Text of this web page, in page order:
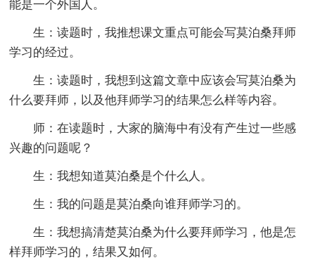
能是一个外国人。
生：读题时，我推想课文重点可能会写莫泊桑拜师
学习的经过。
生：读题时，我想到这篇文章中应该会写莫泊桑为
什么要拜师，以及他拜师学习的结果怎么样等内容。
师：在读题时，大家的脑海中有没有产生过一些感
兴趣的问题呢？
生：我想知道莫泊桑是个什么人。
生：我的问题是莫泊桑向谁拜师学习的。
生：我想搞清楚莫泊桑为什么要拜师学习，他是怎
样拜师学习的，结果又如何。